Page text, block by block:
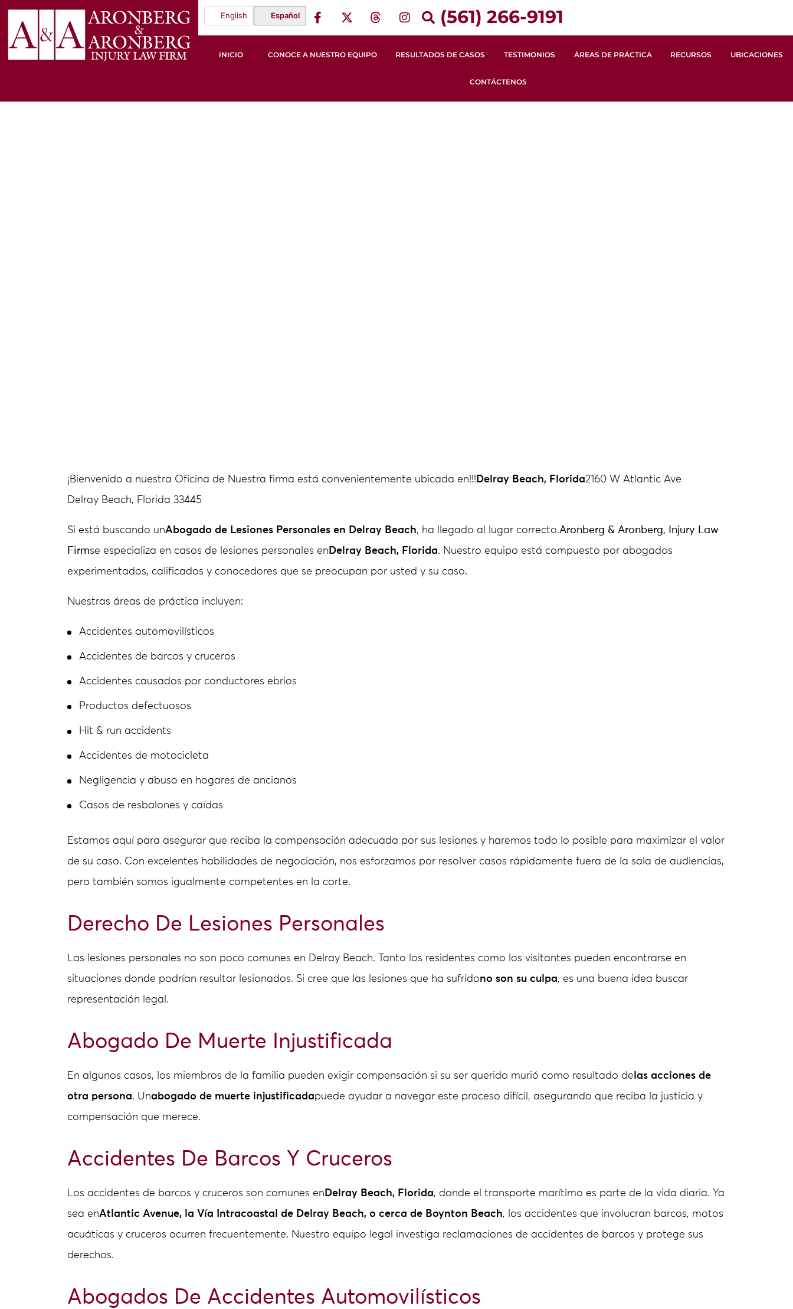
English Español (561) 266-9191
INICIO CONOCE A NUESTRO EQUIPO RESULTADOS DE CASOS TESTIMONIOS ÁREAS DE PRÁCTICA RECURSOS UBICACIONES
CONTÁCTENOS
¡Bienvenido a nuestra Oficina de Nuestra firma está convenientemente ubicada en!!! Delray Beach, Florida2160 W Atlantic Ave
Delray Beach, Florida 33445
Si está buscando unAbogado de Lesiones Personales en Delray Beach, ha llegado al lugar correcto.Aronberg & Aronberg, Injury Law
Firmse especializa en casos de lesiones personales en Delray Beach, Florida. Nuestro equipo está compuesto por abogados
experimentados, calificados y conocedores que se preocupan por usted y su caso.
Nuestras áreas de práctica incluyen:
Accidentes automovilísticos
Accidentes de barcos y cruceros
Accidentes causados por conductores ebrios
Productos defectuosos
Hit & run accidents
Accidentes de motocicleta
Negligencia y abuso en hogares de ancianos
Casos de resbalones y caídas
Estamos aquí para asegurar que reciba la compensación adecuada por sus lesiones y haremos todo lo posible para maximizar el valor
de su caso. Con excelentes habilidades de negociación, nos esforzamos por resolver casos rápidamente fuera de la sala de audiencias,
pero también somos igualmente competentes en la corte.
Derecho De Lesiones Personales
Las lesiones personales no son poco comunes en Delray Beach. Tanto los residentes como los visitantes pueden encontrarse en
situaciones donde podrían resultar lesionados. Si cree que las lesiones que ha sufridono son su culpa, es una buena idea buscar
representación legal.
Abogado De Muerte Injustificada
En algunos casos, los miembros de la familia pueden exigir compensación si su ser querido murió como resultado de las acciones de
otra persona. Unabogado de muerte injustificadapuede ayudar a navegar este proceso difícil, asegurando que reciba la justicia y
compensación que merece.
Accidentes De Barcos Y Cruceros
Los accidentes de barcos y cruceros son comunes en Delray Beach, Florida, donde el transporte marítimo es parte de la vida diaria. Ya
sea enAtlantic Avenue, la Vía Intracoastal de Delray Beach, o cerca de Boynton Beach, los accidentes que involucran barcos, motos
acuáticas y cruceros ocurren frecuentemente. Nuestro equipo legal investiga reclamaciones de accidentes de barcos y protege sus
derechos.
Abogados De Accidentes Automovilísticos